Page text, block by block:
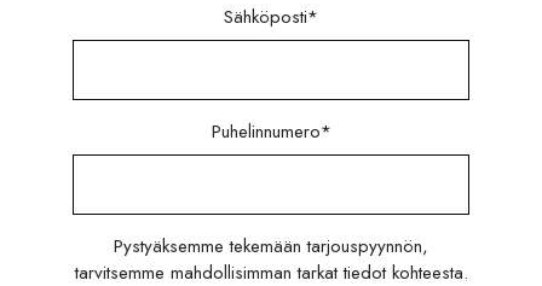
Sähköposti*
Puhelinnumero*
Pystyäksemme tekemään tarjouspyynnön,
tarvitsemme mahdollisimman tarkat tiedot kohteesta.